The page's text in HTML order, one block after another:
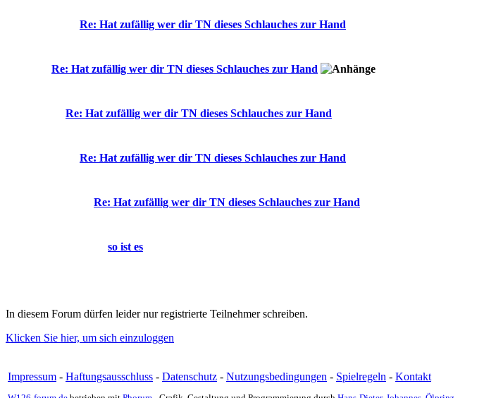
Re: Hat zufällig wer dir TN dieses Schlauches zur Hand
Re: Hat zufällig wer dir TN dieses Schlauches zur Hand
Re: Hat zufällig wer dir TN dieses Schlauches zur Hand
Re: Hat zufällig wer dir TN dieses Schlauches zur Hand
Re: Hat zufällig wer dir TN dieses Schlauches zur Hand
so ist es
In diesem Forum dürfen leider nur registrierte Teilnehmer schreiben.
Klicken Sie hier, um sich einzuloggen
Impressum - Haftungsausschluss - Datenschutz - Nutzungsbedingungen - Spielregeln - Kontakt